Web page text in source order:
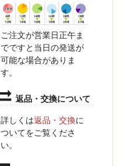
ご注文が営業日正午ま
でですと当日の発送が
可能な場合がありま
す。
返品・交換について
詳しくは返品・交換に
ついてをご覧くださ
い。